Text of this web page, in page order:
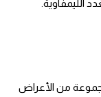
الليمفاوية.
من الأعراض